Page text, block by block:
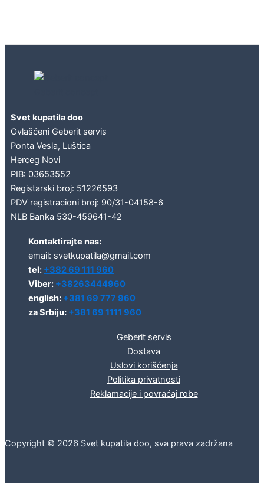
Svet kupatila doo
Ovlašćeni Geberit servis
Ponta Vesla, Luštica
Herceg Novi
PIB: 03653552
Registarski broj: 51226593
PDV registracioni broj: 90/31-04158-6
NLB Banka 530-459641-42
Kontaktirajte nas:
email: svetkupatila@gmail.com
tel: +382 69 111 960
Viber: +38263444960
english: +381 69 777 960
za Srbiju: +381 69 1111 960
Geberit servis
Dostava
Uslovi korišćenja
Politika privatnosti
Reklamacije i povraćaj robe
Copyright © 2026 Svet kupatila doo, sva prava zadržana